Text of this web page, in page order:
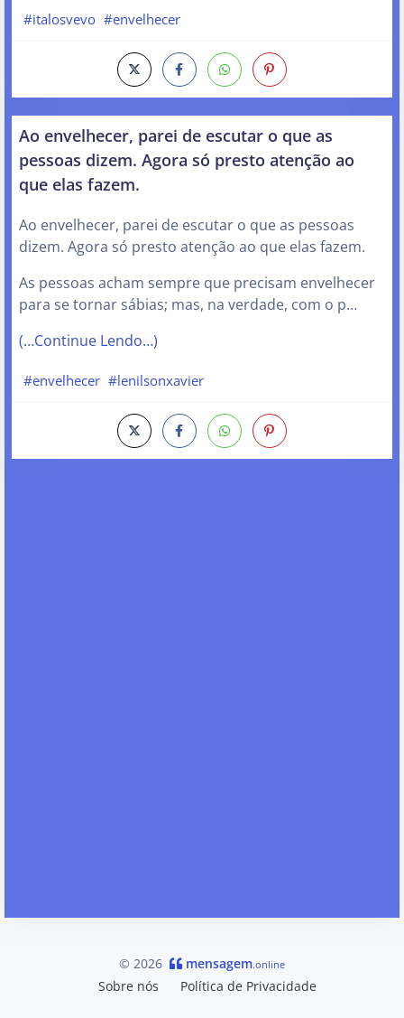
#italosvevo #envelhecer
Ao envelhecer, parei de escutar o que as
pessoas dizem. Agora só presto atenção ao
que elas fazem.
Ao envelhecer, parei de escutar o que as pessoas
dizem. Agora só presto atenção ao que elas fazem.
As pessoas acham sempre que precisam envelhecer
para se tornar sábias; mas, na verdade, com o p…
(…Continue Lendo…)
#envelhecer #lenilsonxavier
© 2026 mensagem.online
Sobre nós Política de Privacidade